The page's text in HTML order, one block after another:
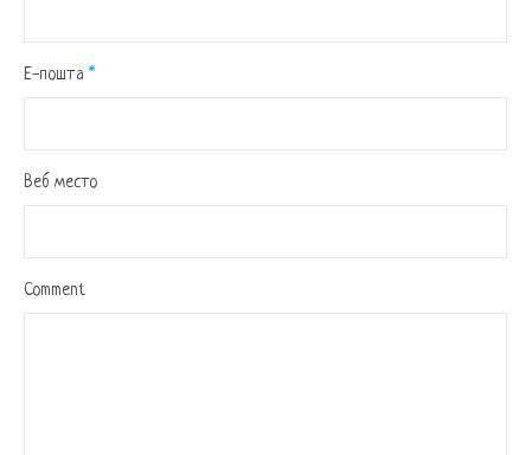
Е-пошта *
Веб место
Comment